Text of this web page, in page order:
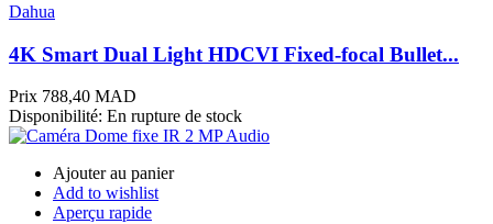
Dahua
4K Smart Dual Light HDCVI Fixed-focal Bullet...
Prix 788,40 MAD
Disponibilité: En rupture de stock
Ajouter au panier
Add to wishlist
Aperçu rapide